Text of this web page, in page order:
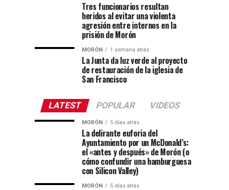
Tres funcionarios resultan
heridos al evitar una violenta
agresión entre internos en la
prisión de Morón
MORÓN 1 semana atrás
La Junta da luz verde al proyecto
de restauración de la iglesia de
San Francisco
LATEST POPULAR VIDEOS
MORÓN 5 días atrás
La delirante euforia del
Ayuntamiento por un McDonald’s:
el «antes y después» de Morón (o
cómo confundir una hamburguesa
con Silicon Valley)
MORÓN 5 días atrás